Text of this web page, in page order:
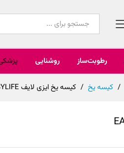
همه محصولات
رطوبت‌ساز روشنایی
/ کیسه یخ / کیسه یخ ایزی لایف EASYLIFE